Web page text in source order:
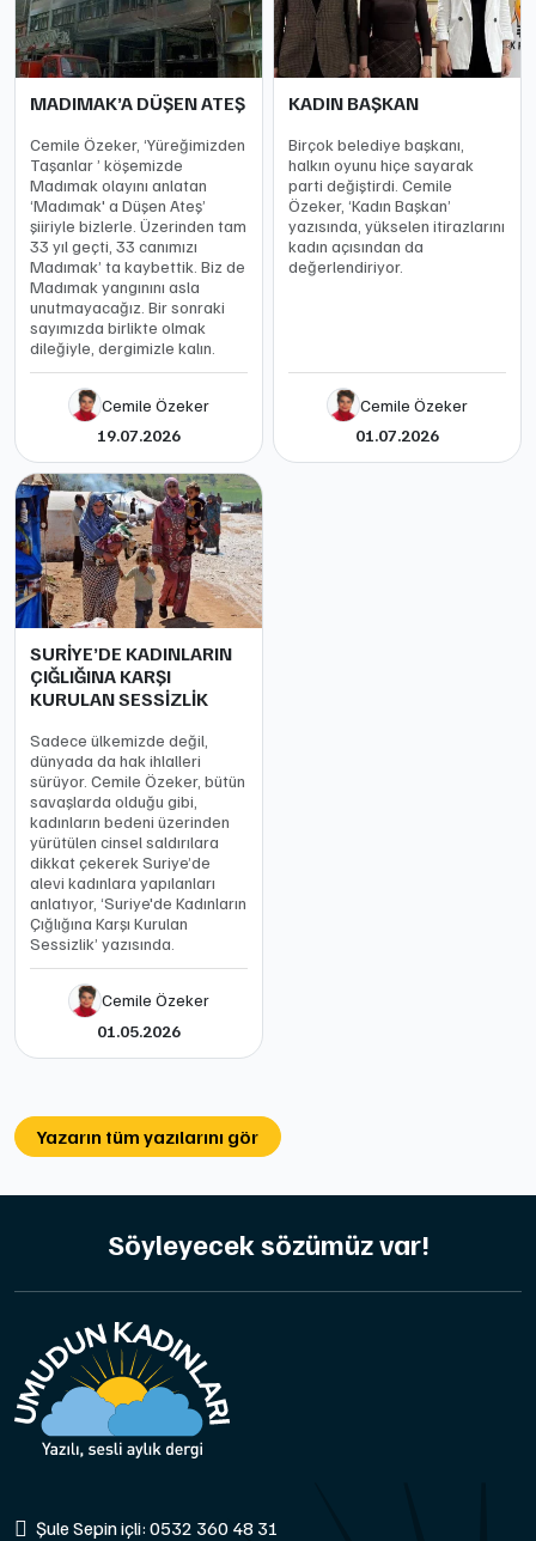
MADIMAK’A DÜŞEN ATEŞ
Cemile Özeker, ‘Yüreğimizden
Taşanlar ’ köşemizde
Madımak olayını anlatan
‘Madımak' a Düşen Ateş’
şiiriyle bizlerle. Üzerinden tam
33 yıl geçti, 33 canımızı
Madımak’ ta kaybettik. Biz de
Madımak yangınını asla
unutmayacağız. Bir sonraki
sayımızda birlikte olmak
dileğiyle, dergimizle kalın.
Cemile Özeker
19.07.2026
KADIN BAŞKAN
Birçok belediye başkanı,
halkın oyunu hiçe sayarak
parti değiştirdi. Cemile
Özeker, ‘Kadın Başkan’
yazısında, yükselen itirazlarını
kadın açısından da
değerlendiriyor.
Cemile Özeker
01.07.2026
SURİYE’DE KADINLARIN
ÇIĞLIĞINA KARŞI
KURULAN SESSİZLİK
Sadece ülkemizde değil,
dünyada da hak ihlalleri
sürüyor. Cemile Özeker, bütün
savaşlarda olduğu gibi,
kadınların bedeni üzerinden
yürütülen cinsel saldırılara
dikkat çekerek Suriye’de
alevi kadınlara yapılanları
anlatıyor, ‘Suriye'de Kadınların
Çığlığına Karşı Kurulan
Sessizlik’ yazısında.
Cemile Özeker
01.05.2026
Yazarın tüm yazılarını gör
Söyleyecek sözümüz var!
Şule Sepin içli: 0532 360 48 31